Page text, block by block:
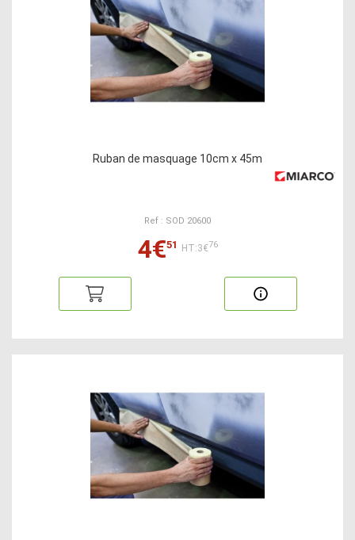
Ruban de masquage 10cm x 45m
Ref : SOD 20600
4€51 HT:3€76